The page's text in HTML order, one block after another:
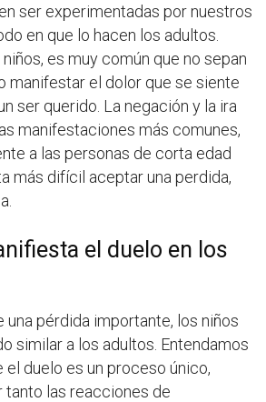
ser experimentadas por nuestros
en que lo hacen los adultos.
es muy común que no sepan
manifestar el dolor que se siente
ser querido. La negación y la ira
manifestaciones más comunes,
a las personas de corta edad
más difícil aceptar una perdida,
el duelo en los
una pérdida importante, los niños
similar a los adultos. Entendamos
el duelo es un proceso único,
tanto las reacciones de